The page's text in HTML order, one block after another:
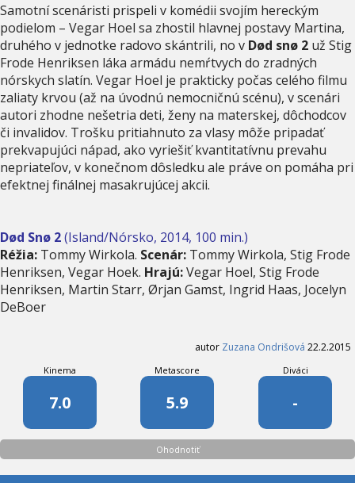
Samotní scenáristi prispeli v komédii svojím hereckým
podielom – Vegar Hoel sa zhostil hlavnej postavy Martina,
druhého v jednotke radovo skántrili, no v Død snø 2 už Stig
Frode Henriksen láka armádu nemŕtvych do zradných
nórskych slatín. Vegar Hoel je prakticky počas celého filmu
zaliaty krvou (až na úvodnú nemocničnú scénu), v scenári
autori zhodne nešetria deti, ženy na materskej, dôchodcov
či invalidov. Trošku pritiahnuto za vlasy môže pripadať
prekvapujúci nápad, ako vyriešiť kvantitatívnu prevahu
nepriateľov, v konečnom dôsledku ale práve on pomáha pri
efektnej finálnej masakrujúcej akcii.
Død Snø 2(Island/Nórsko, 2014, 100 min.)
Réžia: Tommy Wirkola. Scenár: Tommy Wirkola, Stig Frode
Henriksen, Vegar Hoek. Hrajú:Vegar Hoel, Stig Frode
Henriksen, Martin Starr, Ørjan Gamst, Ingrid Haas, Jocelyn
DeBoer
autor Zuzana Ondrišová 22.2.2015
Kinema
7.0
Metascore
5.9
Diváci
-
Ohodnotiť